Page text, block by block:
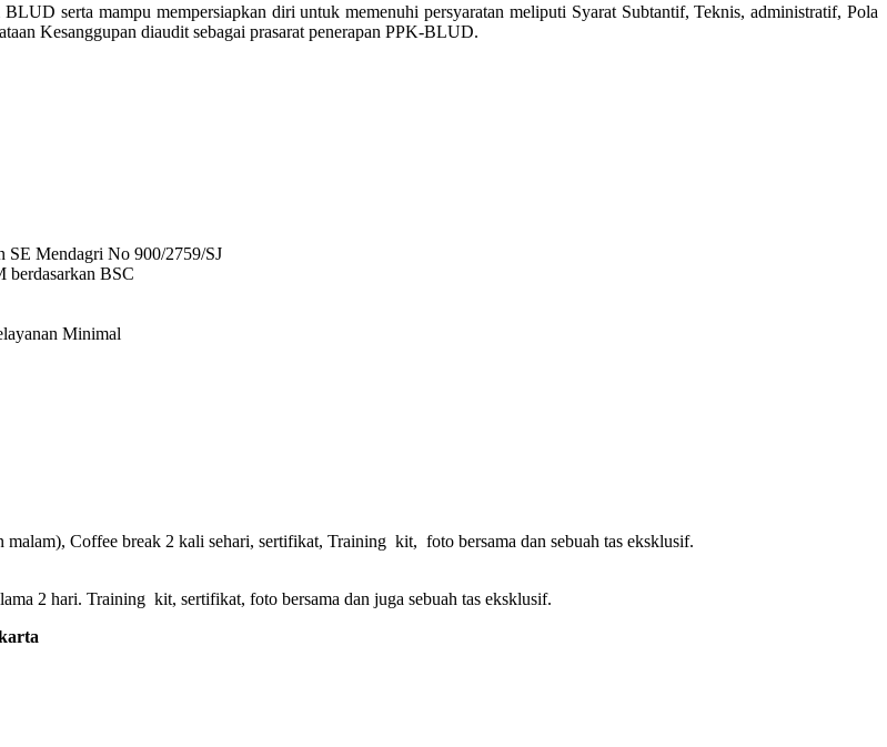
serta mampu mempersiapkan diri untuk memenuhi persyaratan meliputi Syarat Subtantif, Teknis, administratif, Pola
Kesanggupan diaudit sebagai prasarat penerapan PPK-BLUD.
SE Mendagri No 900/2759/SJ
berdasarkan BSC
Minimal
Coffee break 2 kali sehari, sertifikat, Training kit, foto bersama dan sebuah tas eksklusif.
2 hari. Training kit, sertifikat, foto bersama dan juga sebuah tas eksklusif.